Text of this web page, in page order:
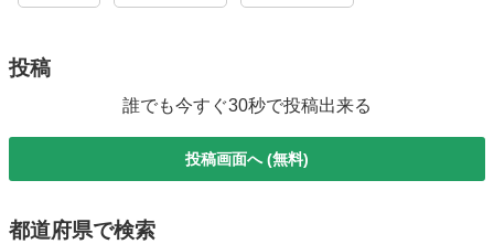
投稿
誰でも今すぐ30秒で投稿出来る
投稿画面へ (無料)
都道府県で検索